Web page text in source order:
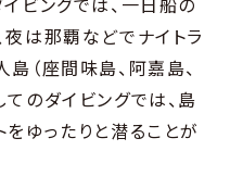
夜は那覇などでナイトラ
（座間味島、阿嘉島、
のダイビングでは、島
ゆったりと潜ることが